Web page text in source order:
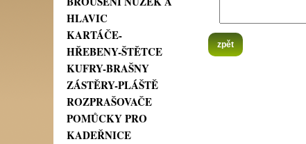
HLAVIC
KARTÁČE-
HŘEBENY-ŠTĚTCE
KUFRY-BRAŠNY
ZÁSTĚRY-PLÁŠTĚ
ROZPRAŠOVAČE
POMŮCKY PRO
KADEŘNICE
zpět